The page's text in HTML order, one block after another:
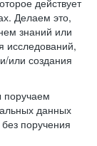
действует
Делаем это,
знаний или
исследований,
или создания
поручаем
данных
поручения